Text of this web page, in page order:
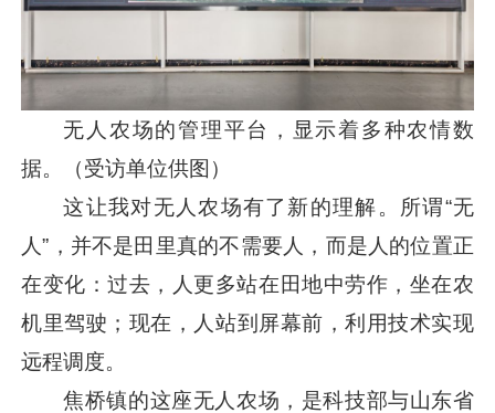
无人农场的管理平台，显示着多种农情数
据。（受访单位供图）
这让我对无人农场有了新的理解。所谓“无
人”，并不是田里真的不需要人，而是人的位置正
在变化：过去，人更多站在田地中劳作，坐在农
机里驾驶；现在，人站到屏幕前，利用技术实现
远程调度。
焦桥镇的这座无人农场，是科技部与山东省